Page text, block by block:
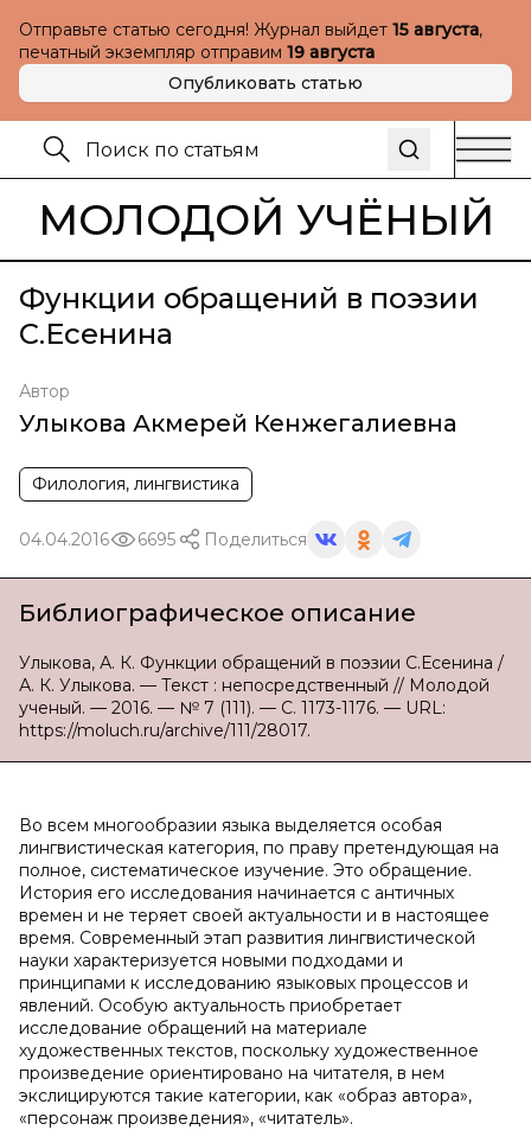
Отправьте статью сегодня! Журнал выйдет 15 августа,
печатный экземпляр отправим 19 августа
Опубликовать статью
МОЛОДОЙ УЧЁНЫЙ
Функции обращений в поэзии
С.Есенина
Автор
Улыкова Акмерей Кенжегалиевна
Филология, лингвистика
04.04.2016 6695 Поделиться
Библиографическое описание
Улыкова, А. К. Функции обращений в поэзии С.Есенина /
А. К. Улыкова. — Текст : непосредственный // Молодой
ученый. — 2016. — № 7 (111). — С. 1173-1176. — URL:
https://moluch.ru/archive/111/28017.
Во всем многообразии языка выделяется особая
лингвистическая категория, по праву претендующая на
полное, систематическое изучение. Это обращение.
История его исследования начинается с античных
времен и не теряет своей актуальности и в настоящее
время. Современный этап развития лингвистической
науки характеризуется новыми подходами и
принципами к исследованию языковых процессов и
явлений. Особую актуальность приобретает
исследование обращений на материале
художественных текстов, поскольку художественное
произведение ориентировано на читателя, в нем
экслицируются такие категории, как «образ автора»,
«персонаж произведения», «читатель».